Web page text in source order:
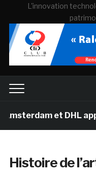
L'innovation
et DHL apportent
Histoire de